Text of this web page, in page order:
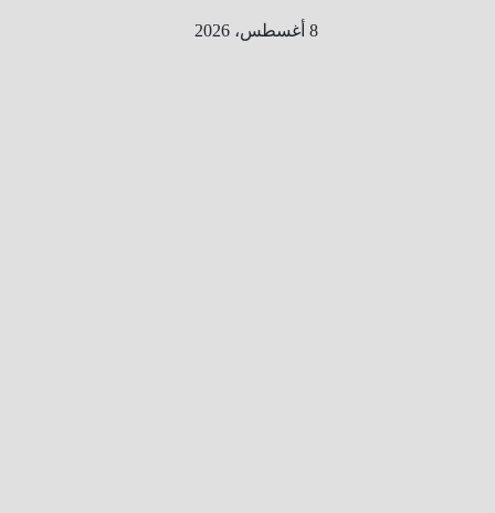
8 أغسطس، 2026